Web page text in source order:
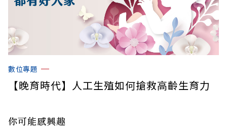
數位專題
【晚育時代】人工生殖如何搶救高齡生育力
你可能感興趣